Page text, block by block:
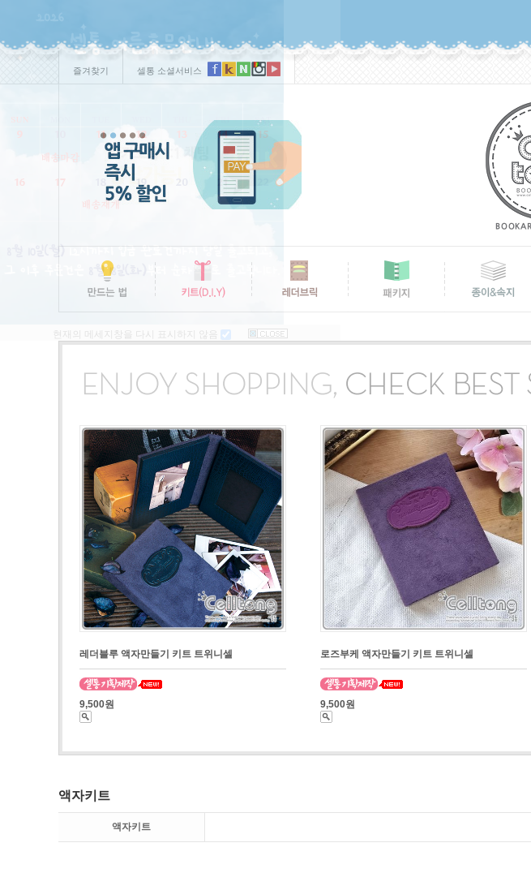
즐겨찾기 셀통 소셜서비스
레더블루 액자만들기 키트 트위니셀
9,500원
로즈부케 액자만들기 키트 트위니셀
9,500원
액자키트
액자키트
현재의 메세지창을 다시 표시하지 않음